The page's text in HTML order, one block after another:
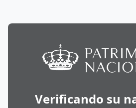
Verificando su